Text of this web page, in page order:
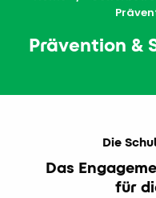
Prävention &
Die
Das
für